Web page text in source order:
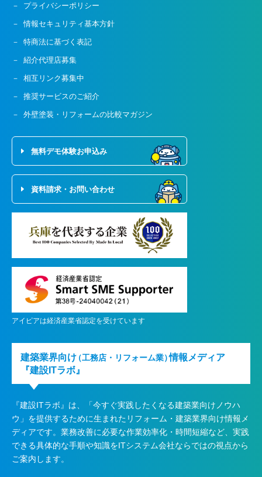
プライバシーポリシー
情報セキュリティ基本方針
特商法に基づく表記
紹介代理店募集
相互リンク募集中
推奨サービスのご紹介
外壁塗装・リフォームの比較マガジン
無料デモ体験お申込み
資料請求・お問い合わせ
アイピアは経済産業省認定を受けています
建築業界向け（工務店・リフォーム業）情報メディア
『建設ITラボ』
『建設ITラボ』は、
「今すぐ実践したくなる建築業向けノウハ
ウ」を提供するために生まれたリフォーム・建築業界向け情報メ
ディアです。業務改善に必要な作業効率化・時間短縮など、実践
できる具体的な手順や知識をITシステム会社ならではの視点から
ご案内します。